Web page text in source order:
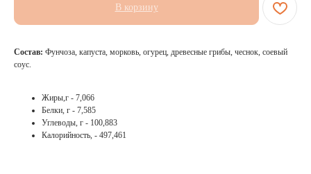
В корзину
Состав: Фунчоза, капуста, морковь, огурец, древесные грибы, чеснок, соевый
соус.
Жиры,г - 7,066
Белки, г - 7,585
Углеводы, г - 100,883
Калорийность, - 497,461